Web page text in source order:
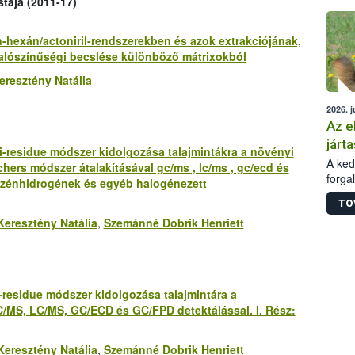
actoniril-rendszerekben és azok extrakciójának,
becslése különböző mátrixokból
Natália
módszer kidolgozása talajmintákra a növényi
módszer átalakításával gc/ms , lc/ms , gc/ecd és
és egyéb halogénezett
Natália, Szemánné Dobrik Henriett
módszer kidolgozása talajmintára a
LC/MS, GC/ECD és GC/FPD detektálással. I. Rész:
Natália, Szemánné Dobrik Henriett
2026.
Az
A